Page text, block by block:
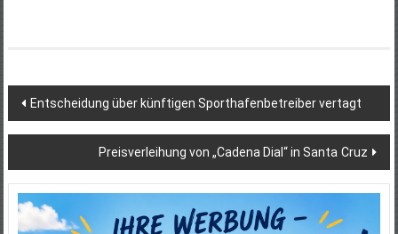
Beitragsnavigation
Entscheidung über künftigen Sporthafenbetreiber vertagt
Preisverleihung von „Cadena Dial“ in Santa Cruz